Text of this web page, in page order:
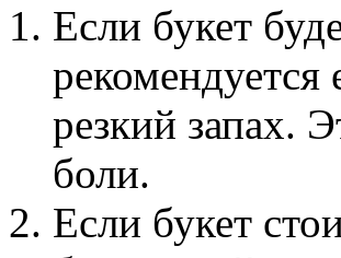
Если букет
резкий запах.
боли.
Если букет